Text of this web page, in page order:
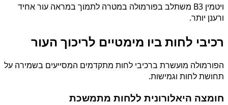
ויטמין B3 משתלב בפורמולה במטרה לתמוך במראה עור אחיד
ורענן יותר.
רכיבי לחות ביו מימטיים לריכוך העור
הפורמולה מועשרת ברכיבי לחות מתקדמים המסייעים בשמירה על
תחושת לחות וגמישות.
חומצה היאלורונית ללחות מתמשכת